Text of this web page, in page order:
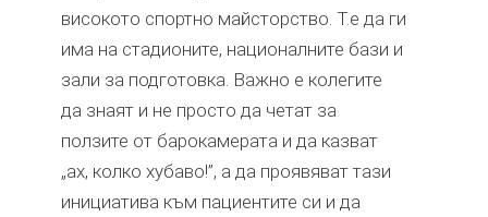
високото спортно майсторство. Т.е да ги
има на стадионите, националните бази и
зали за подготовка. Важно е колегите
да знаят и не просто да четат за
ползите от барокамерата и да казват
„ах, колко хубаво!”, а да проявяват тази
инициатива към пациентите си и да